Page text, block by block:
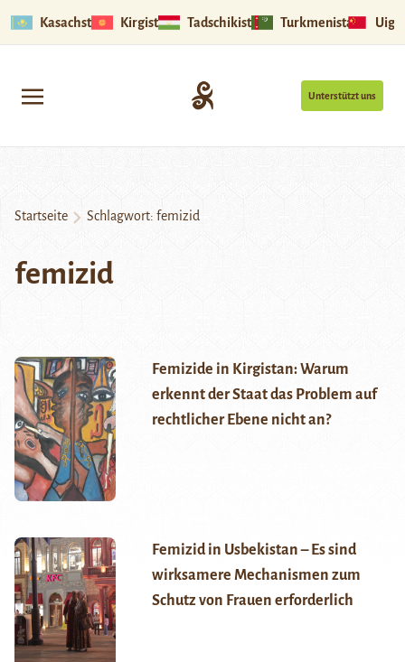
Kasachstan Kirgistan Tadschikistan Turkmenistan
Unterstützt uns
Startseite Schlagwort: femizid
femizid
Femizide in Kirgistan: Warum
erkennt der Staat das Problem auf
rechtlicher Ebene nicht an?
Femizid in Usbekistan – Es sind
wirksamere Mechanismen zum
Schutz von Frauen erforderlich